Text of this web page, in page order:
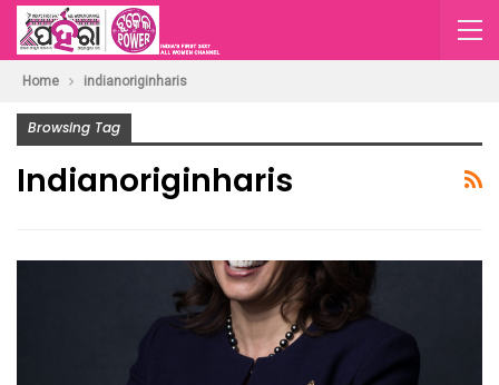
Home indianoriginharis
Browsing Tag
Indianoriginharis